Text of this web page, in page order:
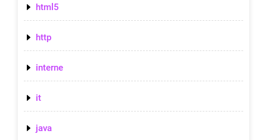
html5
http
interne
it
java